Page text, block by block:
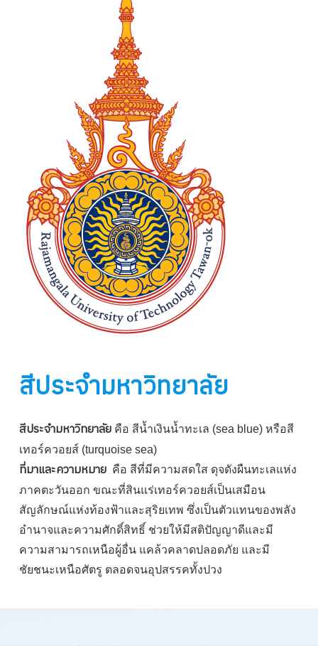
สีประจำมหาวิทยาลัย
สีประจำมหาวิทยาลัยคือ สีน้ำเงินน้ำทะเล (sea blue) หรือสี
เทอร์ควอยส์ (turquoise sea)
ที่มาและความหมายคือ สีที่มีความสดใส ดุจดังผืนทะเลแห่ง
ภาคตะวันออก ขณะที่สินแร่เทอร์ควอยส์เป็นเสมือน
สัญลักษณ์แห่งท้องฟ้าและสุริยเทพ ซึ่งเป็นตัวแทนของพลัง
อำนาจและความศักดิ์สิทธิ์ ช่วยให้มีสติปัญญาดีและมี
ความสามารถเหนือผู้อื่น แคล้วคลาดปลอดภัย และมี
ชัยชนะเหนือศัตรู ตลอดจนอุปสรรคทั้งปวง